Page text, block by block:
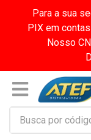
Para a sua
PIX em
Nosso